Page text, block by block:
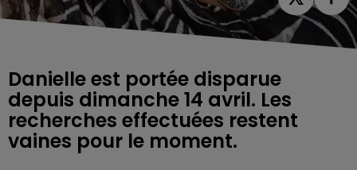
Danielle est portée disparue
depuis dimanche 14 avril. Les
recherches effectuées restent
vaines pour le moment.